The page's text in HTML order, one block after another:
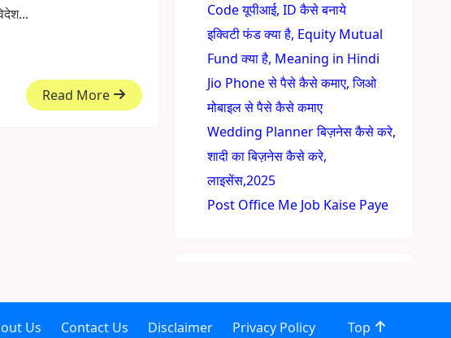
Read More
Code यूपीआई, ID कैसे बनाये
इक्विटी फंड क्या है, Equity Mutual
Fund क्या है, Meaning in Hindi
Jio Phone से पैसे कैसे कमाए, जिओ
मोबाइल से पैसे कैसे कमाए
Wedding Planner बिज़नेस कैसे करे,
शादी का बिज़नेस कैसे करे,
लाइसेंस,2025
Post Office Me Job Kaise Paye
Us Contact Us Disclaimer Privacy Policy Top